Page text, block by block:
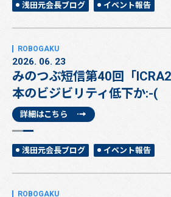
浅田元会長ブログ イベント報告
2026. 06. 23
みのつぶ短信第40回「
本のビジビリティ低下か:-(
詳細はこちら
浅田元会長ブログ イベント報告